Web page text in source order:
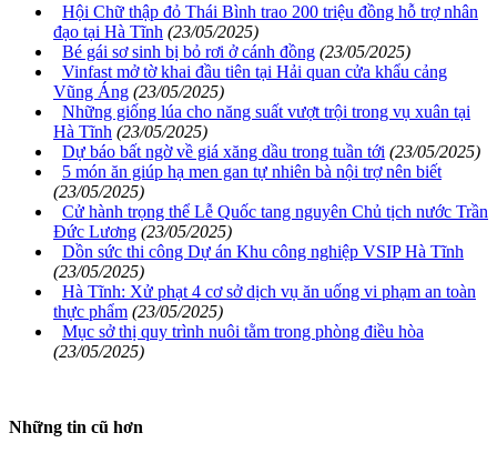
Hội Chữ thập đỏ Thái Bình trao 200 triệu đồng hỗ trợ nhân
đạo tại Hà Tĩnh (23/05/2025)
Bé gái sơ sinh bị bỏ rơi ở cánh đồng (23/05/2025)
Vinfast mở tờ khai đầu tiên tại Hải quan cửa khẩu cảng
Vũng Áng (23/05/2025)
Những giống lúa cho năng suất vượt trội trong vụ xuân tại
Hà Tĩnh (23/05/2025)
Dự báo bất ngờ về giá xăng dầu trong tuần tới (23/05/2025)
5 món ăn giúp hạ men gan tự nhiên bà nội trợ nên biết
(23/05/2025)
Cử hành trọng thể Lễ Quốc tang nguyên Chủ tịch nước Trần
Đức Lương (23/05/2025)
Dồn sức thi công Dự án Khu công nghiệp VSIP Hà Tĩnh
(23/05/2025)
Hà Tĩnh: Xử phạt 4 cơ sở dịch vụ ăn uống vi phạm an toàn
thực phẩm (23/05/2025)
Mục sở thị quy trình nuôi tằm trong phòng điều hòa
(23/05/2025)
Những tin cũ hơn